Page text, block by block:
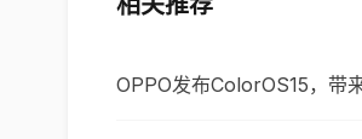
OPPO发布ColorOS15，带